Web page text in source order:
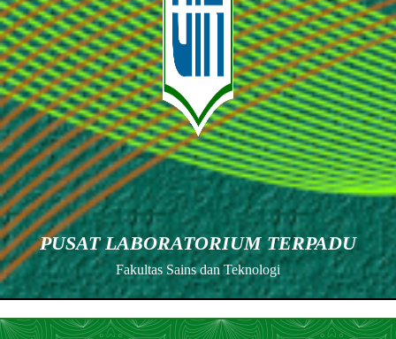
PUSAT LABORATORIUM TERPADU
Fakultas Sains dan Teknologi